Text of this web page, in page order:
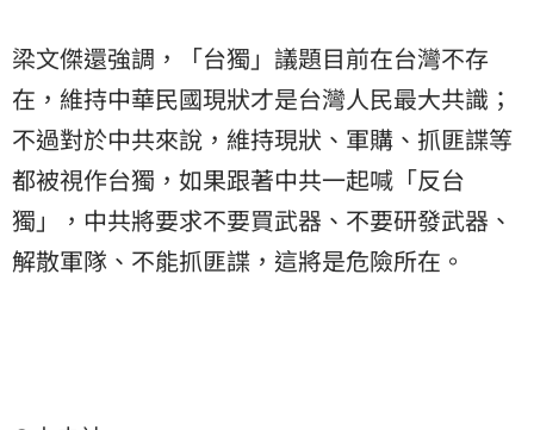
梁文傑還強調，「台獨」議題目前在台灣不存
在，維持中華民國現狀才是台灣人民最大共識；
不過對於中共來說，維持現狀、軍購、抓匪諜等
都被視作台獨，如果跟著中共一起喊「反台
獨」，中共將要求不要買武器、不要研發武器、
解散軍隊、不能抓匪諜，這將是危險所在。